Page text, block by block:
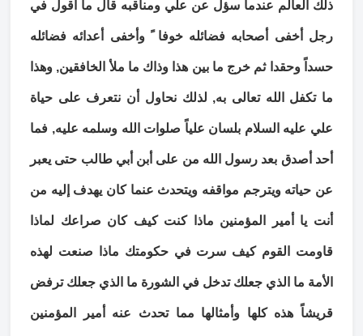
ذلك العالم عندما سؤل عن علي ومناقبه قال ما أقول في
رجل أخفى أصحابه فضائله خوفا ً وأخفى أعدائه فضائله
حسداً وحقدا ثم خرج ما بين هذا وذاك ما ملأ الخافقين, وهذا
ما تكفل الله تعالى به, لذلك نحاول أن نتعرف على حياة
علي عليه السلام بلسان علياً صلوات الله وسلمه عليه, فما
أحد أصدق بعد رسول الله من على أبن أبي طالب حتى يعبر
عن حياته ويترجم مواقفه ويتحدث عنما كان يهدف إليه من
أنت يا أمير المؤمنين ماذا كنت كيف كان صراعك لماذا
قاومت القوم كيف سرت في حكومتك ماذا صنعت لهذه
الأمة ما الذي جعلك تدخل في الشورة ما الذي جعلك ترفض
قريشاً هذه كلها وأمثالها مما تحدث عنه أمير المؤمنين